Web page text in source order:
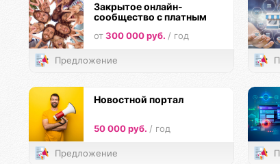
Закрытое онлайн-
сообщество с платным
от 300 000 руб. / год
Предложение
Новостной портал
50 000 руб. / год
Предложение